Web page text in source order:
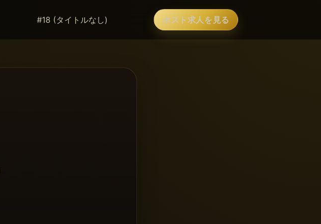
#18 (タイトルなし) ホスト求人を見る